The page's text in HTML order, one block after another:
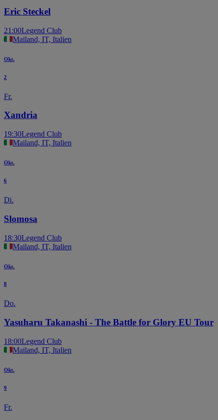
Eric Steckel
21:00Legend Club
Mailand, IT, Italien
Okt.
2
Fr.
Xandria
19:30Legend Club
Mailand, IT, Italien
Okt.
6
Di.
Slomosa
18:30Legend Club
Mailand, IT, Italien
Okt.
8
Do.
Yasuharu Takanashi - The Battle for Glory EU Tour
18:00Legend Club
Mailand, IT, Italien
Okt.
9
Fr.